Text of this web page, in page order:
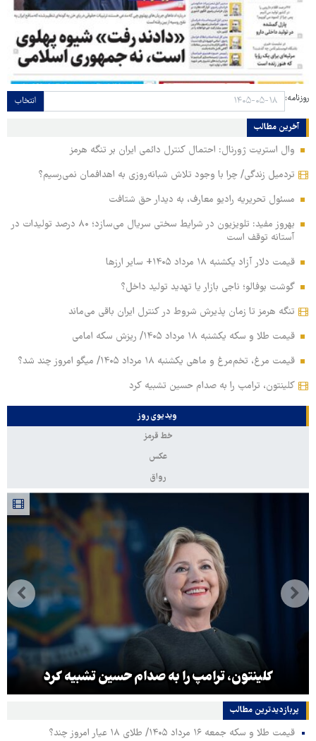
روزنامه: انتخاب
آخرین مطالب
وال استریت ژورنال: احتمال کنترل دائمی ایران بر تنگه هرمز
تردمیل زندگی/ چرا با وجود تلاش شبانه‌روزی به اهدافمان نمی‌رسیم؟
مسئول تحریریه رادیو معارف، به دیدار حق شتافت
بهروز مفید: تلویزیون در شرایط سختی سریال می‌سازد؛ ۸۰ درصد تولیدات در
آستانه توقف است
قیمت دلار آزاد یکشنبه ۱۸ مرداد ۱۴۰۵+ سایر ارزها
گوشت بوفالو؛ ناجی بازار یا تهدید تولید داخل؟
تنگه هرمز تا زمان پذیرش شروط در کنترل ایران باقی می‌ماند
قیمت طلا و سکه یکشنبه ۱۸ مرداد ۱۴۰۵/ ریزش سکه امامی
قیمت مرغ، تخم‌مرغ و ماهی یکشنبه ۱۸ مرداد ۱۴۰۵/ میگو امروز چند شد؟
کلینتون، ترامپ را به صدام حسین تشبیه کرد
ویدیوی روز
خط قرمز
عکس
رواق
کلینتون، ترامپ را به صدام حسین تشبیه کرد
پربازدیدترین‌ مطالب
قیمت طلا و سکه جمعه ۱۶ مرداد ۱۴۰۵/ طلای ۱۸ عیار امروز چند؟